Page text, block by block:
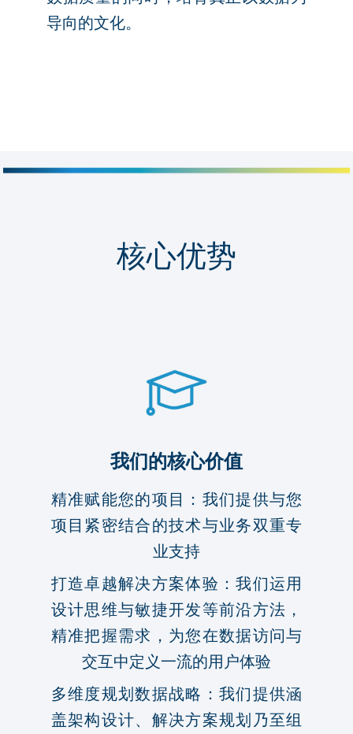
导向的文化。
核心优势
我们的核心价值
精准赋能您的项目：我们提供与您
项目紧密结合的技术与业务双重专
业支持
打造卓越解决方案体验：我们运用
设计思维与敏捷开发等前沿方法，
精准把握需求，为您在数据访问与
交互中定义一流的用户体验
多维度规划数据战略：我们提供涵
盖架构设计、解决方案规划乃至组